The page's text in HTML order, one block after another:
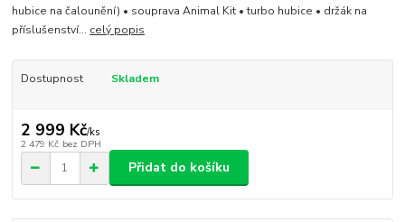
hubice na čalounění) • souprava Animal Kit • turbo hubice • držák na
příslušenství... celý popis
Dostupnost Skladem
2 999 Kč/ks
2 479 Kč bez DPH
Přidat do košíku